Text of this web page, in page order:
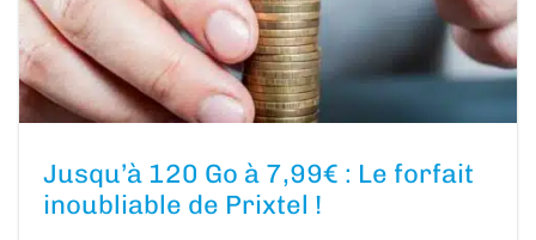
Jusqu’à 120 Go à 7,99€ : Le forfait
inoubliable de Prixtel !